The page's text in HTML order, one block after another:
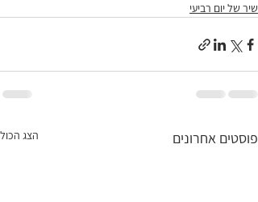
שיר של יום רביעי
פוסטים אחרונים הצג הכול